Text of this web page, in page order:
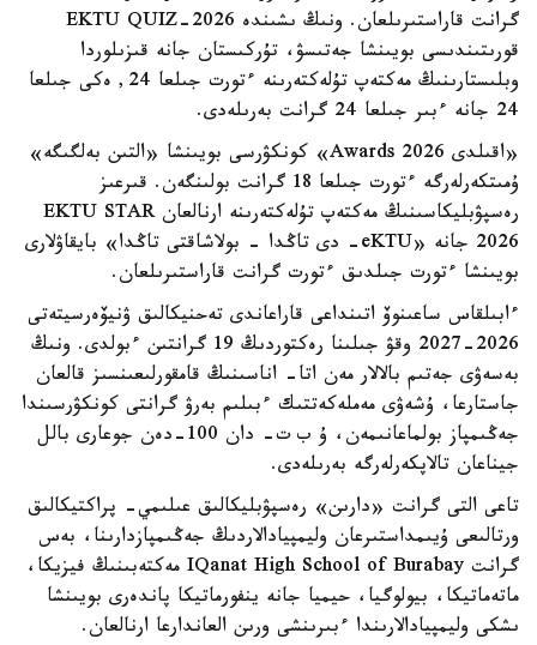
گرانت قاراستىرىلعان. ونىڭ ىشىندە EKTU QUIZ-2026
قورىتىندىسى بويىنشا جەتىسۋ، تۇركىستان جانە قىزىلوردا
وبلىستارىنىڭ مەكتەپ تۇلەكتەرىنە ءتورت جىلعا 24, ەكى جىلعا
24 جانە ءبىر جىلعا 24 گرانت بەرىلەدى.
«اقىلدى Awards 2026» كونكۋرسى بويىنشا «التىن بەلگىگە»
ۇمىتكەرلەرگە ءتورت جىلعا 18 گرانت بولىنگەن. قىرعىز
رەسپۋبليكاسىنىڭ مەكتەپ تۇلەكتەرىنە ارنالعان EKTU STAR
2026 جانە «eKTU- دى تاڭدا - بولاشاقتى تاڭدا» بايقاۋلارى
بويىنشا ءتورت جىلدىق ءتورت گرانت قاراستىرىلعان.
ءابىلقاس ساعىنوۆ اتىنداعى قاراعاندى تەحنيكالىق ۋنيۆەرسيتەتى
2026-2027 وقۋ جىلىنا رەكتوردىڭ 19 گرانتىن ءبولدى. ونىڭ
بەسەۋى جەتىم بالالار مەن اتا- اناسىنىڭ قامقورلىعىنسىز قالعان
جاستارعا، ۇشەۋى مەملەكەتتىك ءبىلىم بەرۋ گرانتى كونكۋرسىندا
جەڭىمپاز بولماعانىمەن، ۇ ب ت- دان 100-دەن جوعارى بالل
جيناعان تالاپكەرلەرگە بەرىلەدى.
تاعى التى گرانت «دارىن» رەسپۋبليكالىق عىلىمي- پراكتيكالىق
ورتالىعى ۇيىمداستىرعان وليمپيادالاردىڭ جەڭىمپازدارىنا، بەس
گرانت IQanat High School of Burabay مەكتەبىنىڭ فيزيكا،
ماتەماتيكا، بيولوگيا، حيميا جانە ينفورماتيكا پاندەرى بويىنشا
ىشكى وليمپيادالارىندا ءبىرىنشى ورىن العاندارعا ارنالعان.